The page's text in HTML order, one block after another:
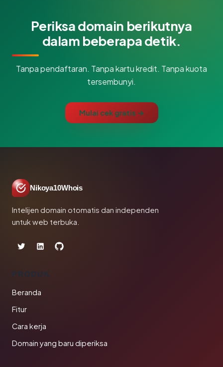
Periksa domain berikutnya
dalam beberapa detik.
Tanpa pendaftaran. Tanpa kartu kredit. Tanpa kuota
tersembunyi.
Mulai cek gratis →
Nikoya10Whois
Intelijen domain otomatis dan independen
untuk web terbuka.
PRODUK
Beranda
Fitur
Cara kerja
Domain yang baru diperiksa